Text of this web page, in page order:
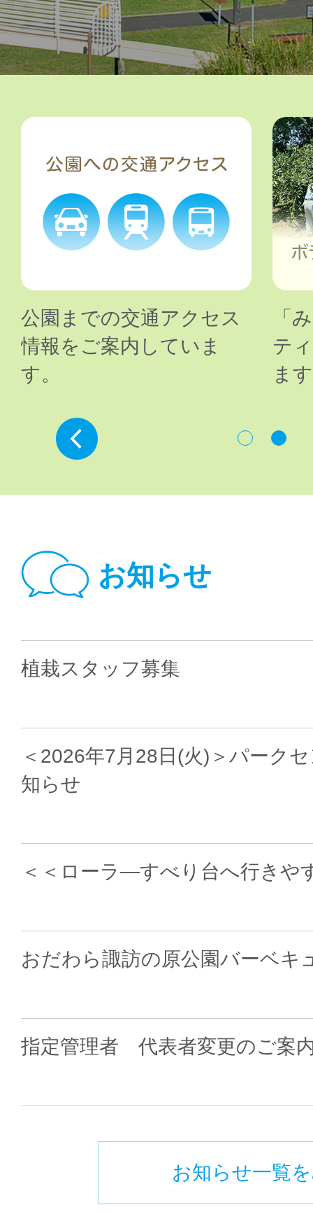
公園までの交通アクセス
情報をご案内していま
す。
「
テ
ま
お知らせ
植栽スタッフ募集
＜2026年7月28日(火)＞パーク
知らせ
＜＜ローラ―すべり台へ行きや
おだわら諏訪の原公園バーベキ
指定管理者 代表者変更のご案
お知らせ一覧